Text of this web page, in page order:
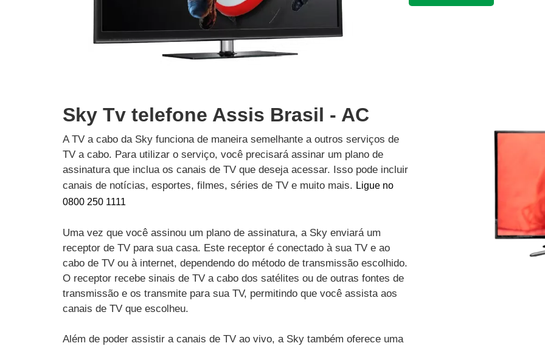
Sky Tv telefone Assis Brasil - AC
A TV a cabo da Sky funciona de maneira semelhante a outros serviços de
TV a cabo. Para utilizar o serviço, você precisará assinar um plano de
assinatura que inclua os canais de TV que deseja acessar. Isso pode incluir
canais de notícias, esportes, filmes, séries de TV e muito mais. Ligue no
0800 250 1111
Uma vez que você assinou um plano de assinatura, a Sky enviará um
receptor de TV para sua casa. Este receptor é conectado à sua TV e ao
cabo de TV ou à internet, dependendo do método de transmissão escolhido.
O receptor recebe sinais de TV a cabo dos satélites ou de outras fontes de
transmissão e os transmite para sua TV, permitindo que você assista aos
canais de TV que escolheu.
Além de poder assistir a canais de TV ao vivo, a Sky também oferece uma